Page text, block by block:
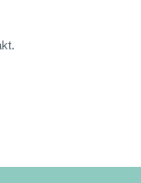
om er drinken op
van positieve